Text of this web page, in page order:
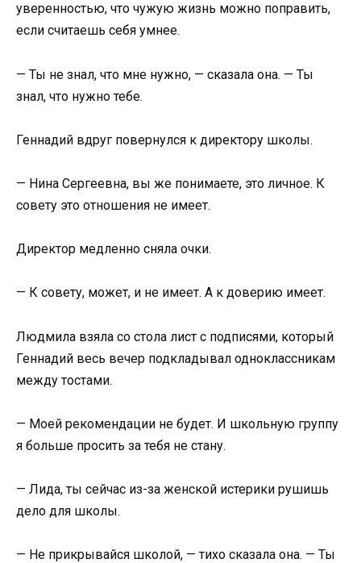
уверенностью, что чужую жизнь можно поправить,
если считаешь себя умнее.
— Ты не знал, что мне нужно, — сказала она. — Ты
знал, что нужно тебе.
Геннадий вдруг повернулся к директору школы.
— Нина Сергеевна, вы же понимаете, это личное. К
совету это отношения не имеет.
Директор медленно сняла очки.
— К совету, может, и не имеет. А к доверию имеет.
Людмила взяла со стола лист с подписями, который
Геннадий весь вечер подкладывал одноклассникам
между тостами.
— Моей рекомендации не будет. И школьную группу
я больше просить за тебя не стану.
— Лида, ты сейчас из-за женской истерики рушишь
дело для школы.
— Не прикрывайся школой, — тихо сказала она. — Ты